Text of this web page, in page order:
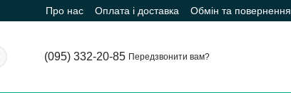
Про нас Оплата і доставка Обмін та повернення
(095) 332-20-85 Передзвонити вам?